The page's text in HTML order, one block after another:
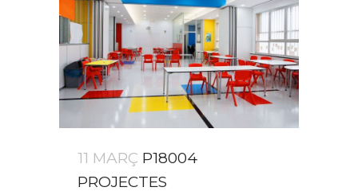
11 MARÇ P18004
PROJECTES